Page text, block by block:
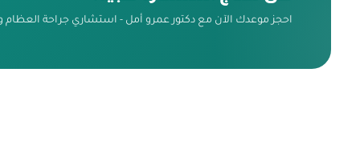
احجز موعدك الآن مع دكتور عمرو أمل - استشاري جراحة العظام